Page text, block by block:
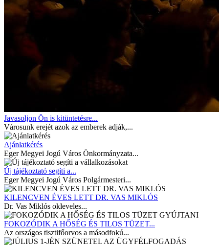
Javasoljon Ön is kitüntetésre...
Városunk erejét azok az emberek adják,...
Ajánlatkérés
Eger Megyei Jogú Város Önkormányzata...
Új tájékoztató segíti a...
Eger Megyei Jogú Város Polgármesteri...
KILENCVEN ÉVES LETT DR. VAS MIKLÓS
Dr. Vas Miklós okleveles...
FOKOZÓDIK A HŐSÉG ÉS TILOS TÜZET...
Az országos tisztifőorvos a másodfokú...